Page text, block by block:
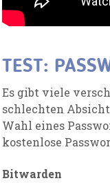
TEST:
Es gibt viele
schlechten
Wahl eines
kostenlose
Bitwarden